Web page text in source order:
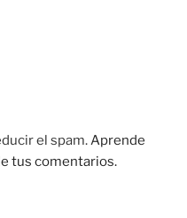
el spam.Aprende
tus comentarios.